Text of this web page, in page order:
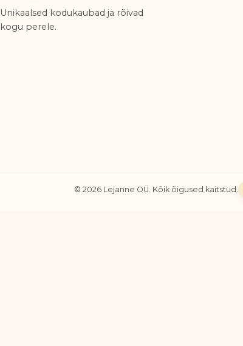
Unikaalsed kodukaubad ja rõivad
kogu perele.
© 2026 Lejanne OÜ. Kõik õigused kaitstud.